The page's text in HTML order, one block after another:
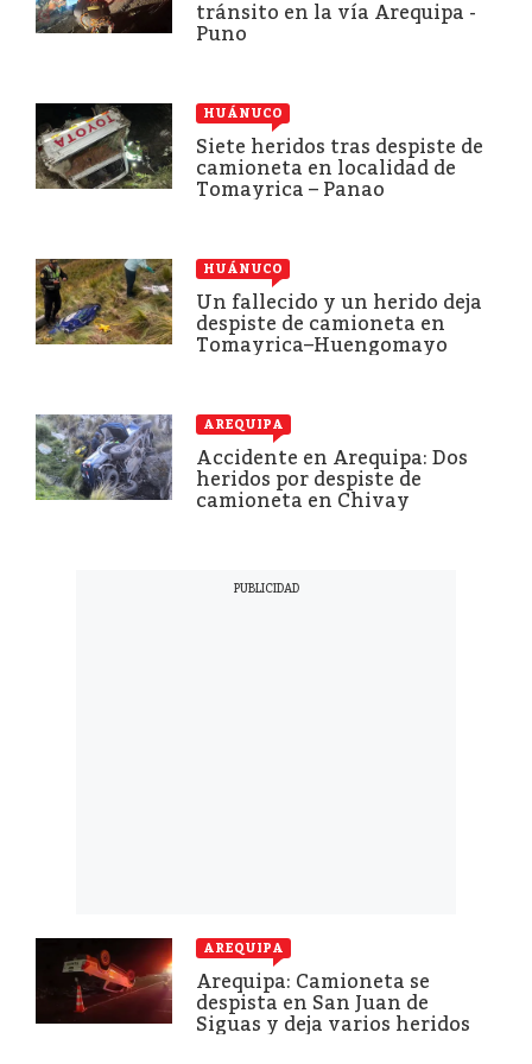
tránsito en la vía Arequipa -
Puno
HUÁNUCO
Siete heridos tras despiste de
camioneta en localidad de
Tomayrica – Panao
HUÁNUCO
Un fallecido y un herido deja
despiste de camioneta en
Tomayrica–Huengomayo
AREQUIPA
Accidente en Arequipa: Dos
heridos por despiste de
camioneta en Chivay
AREQUIPA
Arequipa: Camioneta se
despista en San Juan de
Siguas y deja varios heridos